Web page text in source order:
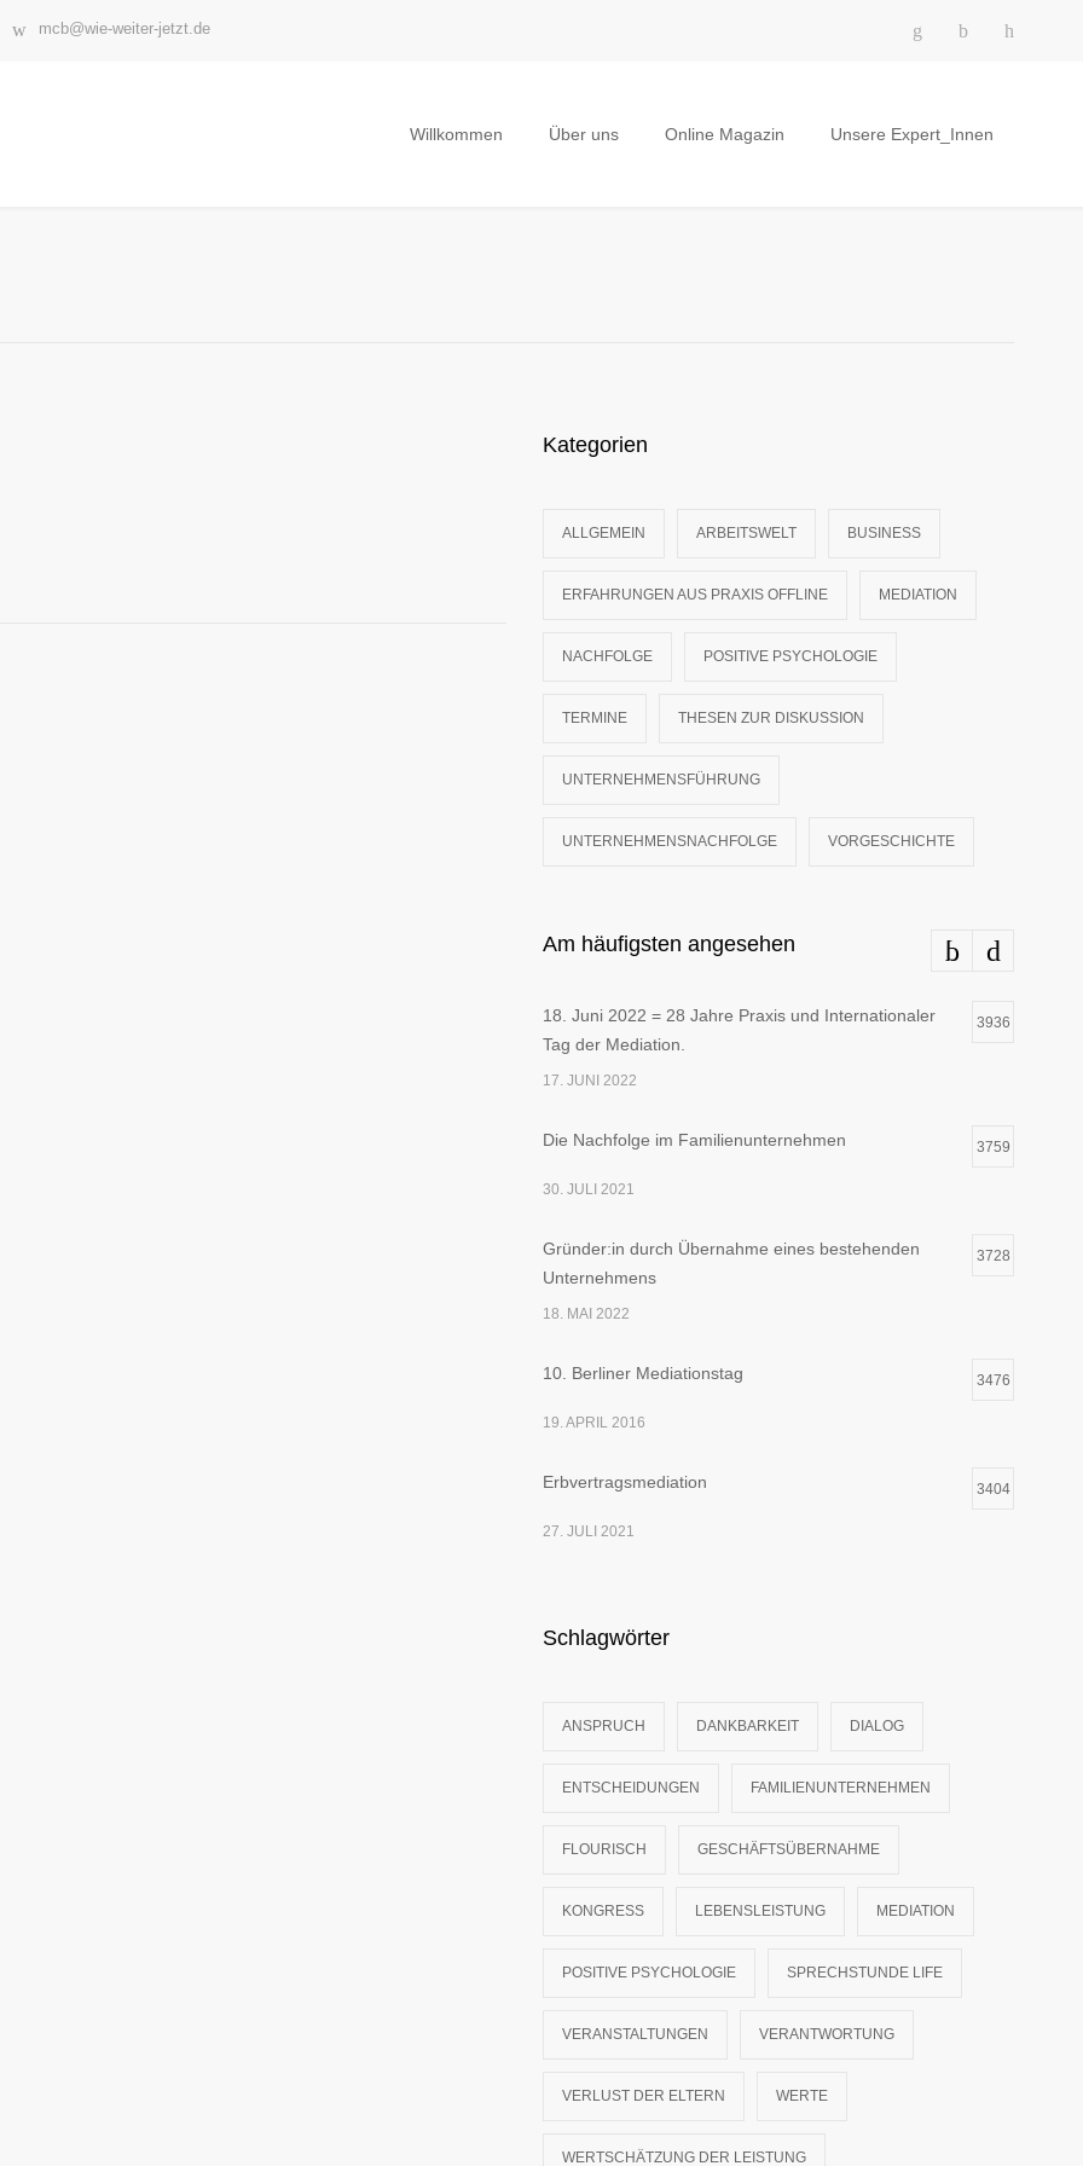
mcb@wie-weiter-jetzt.de
Willkommen Über uns Online Magazin Unsere Expert_Innen
Kategorien
ALLGEMEIN ARBEITSWELT BUSINESS
ERFAHRUNGEN AUS PRAXIS OFFLINE MEDIATION
NACHFOLGE POSITIVE PSYCHOLOGIE
TERMINE THESEN ZUR DISKUSSION
UNTERNEHMENSFÜHRUNG
UNTERNEHMENSNACHFOLGE VORGESCHICHTE
Am häufigsten angesehen
18. Juni 2022 = 28 Jahre Praxis und Internationaler
Tag der Mediation.
3936
17. JUNI 2022
Die Nachfolge im Familienunternehmen 3759
30. JULI 2021
Gründer:in durch Übernahme eines bestehenden
Unternehmens
3728
18. MAI 2022
10. Berliner Mediationstag 3476
19. APRIL 2016
Erbvertragsmediation 3404
27. JULI 2021
Schlagwörter
ANSPRUCH DANKBARKEIT DIALOG
ENTSCHEIDUNGEN FAMILIENUNTERNEHMEN
FLOURISCH GESCHÄFTSÜBERNAHME
KONGRESS LEBENSLEISTUNG MEDIATION
POSITIVE PSYCHOLOGIE SPRECHSTUNDE LIFE
VERANSTALTUNGEN VERANTWORTUNG
VERLUST DER ELTERN WERTE
WERTSCHÄTZUNG DER LEISTUNG